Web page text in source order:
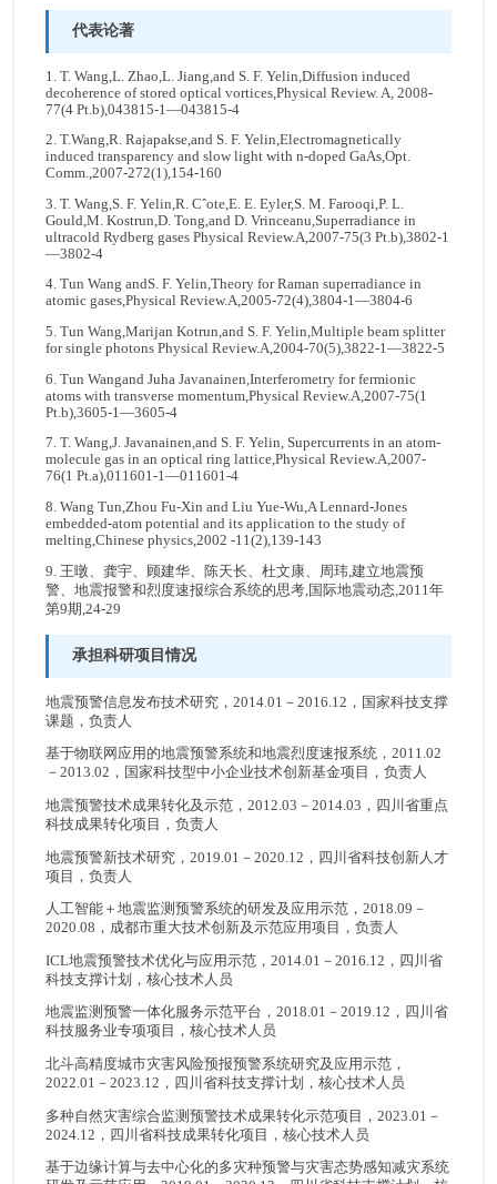
代表论著
1. T. Wang,L. Zhao,L. Jiang,and S. F. Yelin,Diffusion induced
decoherence of stored optical vortices,Physical Review. A, 2008-
77(4 Pt.b),043815-1—043815-4
2. T.Wang,R. Rajapakse,and S. F. Yelin,Electromagnetically
induced transparency and slow light with n-doped GaAs,Opt.
Comm.,2007-272(1),154-160
3. T. Wang,S. F. Yelin,R. Cˆote,E. E. Eyler,S. M. Farooqi,P. L.
Gould,M. Kostrun,D. Tong,and D. Vrinceanu,Superradiance in
ultracold Rydberg gases Physical Review.A,2007-75(3 Pt.b),3802-1
—3802-4
4. Tun Wang andS. F. Yelin,Theory for Raman superradiance in
atomic gases,Physical Review.A,2005-72(4),3804-1—3804-6
5. Tun Wang,Marijan Kotrun,and S. F. Yelin,Multiple beam splitter
for single photons Physical Review.A,2004-70(5),3822-1—3822-5
6. Tun Wangand Juha Javanainen,Interferometry for fermionic
atoms with transverse momentum,Physical Review.A,2007-75(1
Pt.b),3605-1—3605-4
7. T. Wang,J. Javanainen,and S. F. Yelin, Supercurrents in an atom-
molecule gas in an optical ring lattice,Physical Review.A,2007-
76(1 Pt.a),011601-1—011601-4
8. Wang Tun,Zhou Fu-Xin and Liu Yue-Wu,A Lennard-Jones
embedded-atom potential and its application to the study of
melting,Chinese physics,2002 -11(2),139-143
9. 王暾、龚宇、顾建华、陈天长、杜文康、周玮,建立地震预
警、地震报警和烈度速报综合系统的思考,国际地震动态,2011年
第9期,24-29
承担科研项目情况
地震预警信息发布技术研究，2014.01－2016.12，国家科技支撑
课题，负责人
基于物联网应用的地震预警系统和地震烈度速报系统，2011.02
－2013.02，国家科技型中小企业技术创新基金项目，负责人
地震预警技术成果转化及示范，2012.03－2014.03，四川省重点
科技成果转化项目，负责人
地震预警新技术研究，2019.01－2020.12，四川省科技创新人才
项目，负责人
人工智能＋地震监测预警系统的研发及应用示范，2018.09－
2020.08，成都市重大技术创新及示范应用项目，负责人
ICL地震预警技术优化与应用示范，2014.01－2016.12，四川省
科技支撑计划，核心技术人员
地震监测预警一体化服务示范平台，2018.01－2019.12，四川省
科技服务业专项项目，核心技术人员
北斗高精度城市灾害风险预报预警系统研究及应用示范，
2022.01－2023.12，四川省科技支撑计划，核心技术人员
多种自然灾害综合监测预警技术成果转化示范项目，2023.01－
2024.12，四川省科技成果转化项目，核心技术人员
基于边缘计算与去中心化的多灾种预警与灾害态势感知减灾系统